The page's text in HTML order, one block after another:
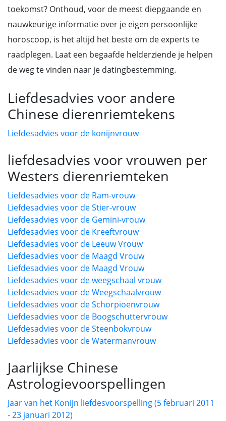
toekomst? Onthoud, voor de meest diepgaande en
nauwkeurige informatie over je eigen persoonlijke
horoscoop, is het altijd het beste om de experts te
raadplegen. Laat een begaafde helderziende je helpen
de weg te vinden naar je datingbestemming.
Liefdesadvies voor andere
Chinese dierenriemtekens
Liefdesadvies voor de konijnvrouw
liefdesadvies voor vrouwen per
Westers dierenriemteken
Liefdesadvies voor de Ram-vrouw
Liefdesadvies voor de Stier-vrouw
Liefdesadvies voor de Gemini-vrouw
Liefdesadvies voor de Kreeftvrouw
Liefdesadvies voor de Leeuw Vrouw
Liefdesadvies voor de Maagd Vrouw
Liefdesadvies voor de Maagd Vrouw
Liefdesadvies voor de weegschaal vrouw
Liefdesadvies voor de Weegschaalvrouw
Liefdesadvies voor de Schorpioenvrouw
Liefdesadvies voor de Boogschuttervrouw
Liefdesadvies voor de Steenbokvrouw
Liefdesadvies voor de Watermanvrouw
Jaarlijkse Chinese
Astrologievoorspellingen
Jaar van het Konijn liefdesvoorspelling (5 februari 2011
- 23 januari 2012)